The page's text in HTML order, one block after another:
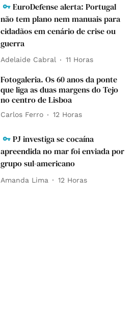
EuroDefense alerta: Portugal
não tem plano nem manuais para
cidadãos em cenário de crise ou
guerra
Adelaide Cabral 11 Horas
Fotogaleria. Os 60 anos da ponte
que liga as duas margens do Tejo
no centro de Lisboa
Carlos Ferro 12 Horas
PJ investiga se cocaína
apreendida no mar foi enviada por
grupo sul-americano
Amanda Lima 12 Horas